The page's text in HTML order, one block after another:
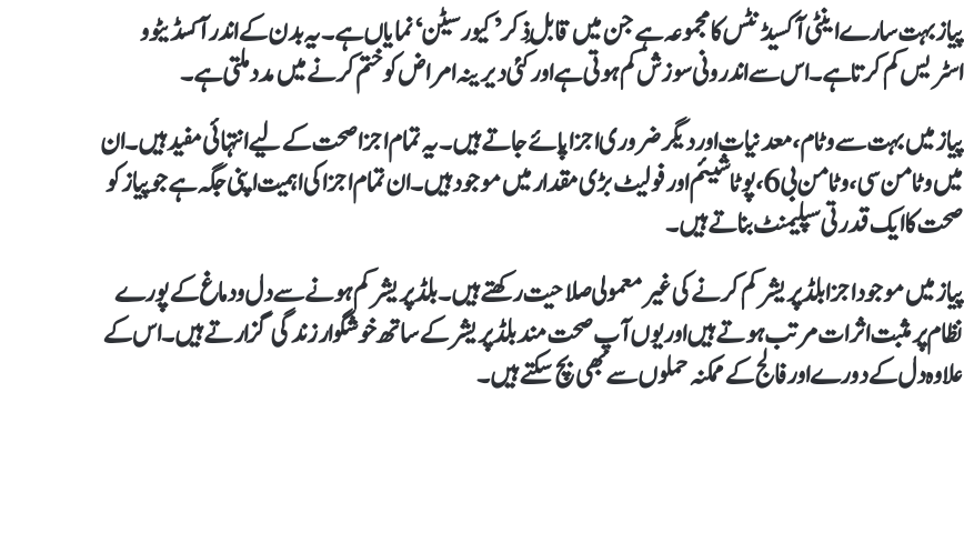
پیاز بہت سارے اینٹی آکسیڈنٹس کا مجموعہ ہے جن میں قابلِ ذکر’کیورسیٹن‘ نمایاں ہے۔ یہ بدن کے اندر آکسڈیٹوو
اسٹریس کم کرتا ہے۔ اس سے اندرونی سوزش کم ہوتی ہے اور کئی دیرینہ امراض کو ختم کرنے میں مدد ملتی ہے۔
پیاز میں بہت سے وٹام، معدنیات اور دیگر ضروری اجزا پائے جاتے ہیں۔ یہ تمام اجزا صحت کے لیے انتہائی مفید ہیں۔ ان
میں وٹامن سی، وٹامن بی 6، پوٹاشیئم اور فولیٹ بڑی مقدار میں موجود ہیں۔ ان تمام اجزا کی اہمیت اپنی جگہ ہے جو پیاز کو
صحت کا ایک قدرتی سپلیمنٹ بناتے ہیں۔
پیاز میں موجود اجزا بلڈ پریشر کم کرنے کی غیرمعمولی صلاحیت رکھتے ہیں۔ بلڈ پریشر کم ہونے سے دل ودماغ کے پورے
نظام پر مثبت اثرات مرتب ہوتے ہیں اور یوں آپ صحت مند بلڈ پریشر کے ساتھ خوشگوار زندگی گزارتے ہیں۔ اس کے
علاوہ دل کے دورے اور فالج کے ممکنہ حملوں سے بھی بچ سکتے ہیں۔